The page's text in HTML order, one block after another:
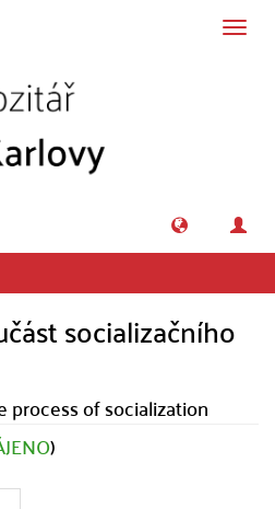
socializačního
process of socialization
)